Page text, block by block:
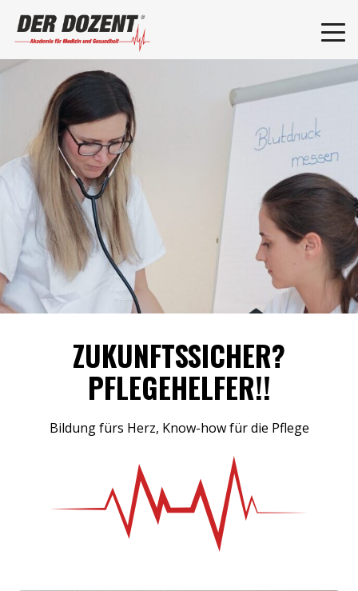
ZUKUNFTSSICHER?
PFLEGEHELFER!!
Bildung fürs Herz, Know-how für die Pflege